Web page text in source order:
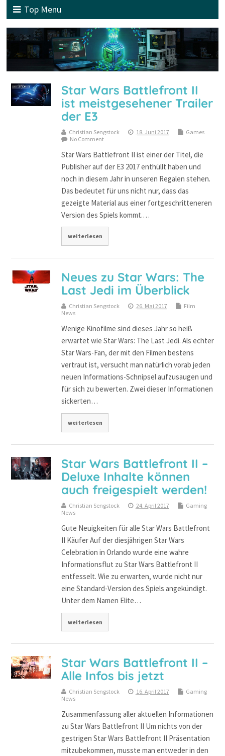
Top Menu
Star Wars Battlefront II
ist meistgesehener Trailer
der E3
Christian Sengstock 18. Juni 2017
Games
No Comment
Star Wars Battlefront II ist einer der Titel, die
Publisher auf der E3 2017 enthüllt haben und
noch in diesem Jahr in unseren Regalen stehen.
Das bedeutet für uns nicht nur, dass das
gezeigte Material aus einer fortgeschritteneren
Version des Spiels kommt.…
weiterlesen
Neues zu Star Wars: The
Last Jedi im Überblick
Christian Sengstock 26. Mai 2017
Film
News
Wenige Kinofilme sind dieses Jahr so heiß
erwartet wie Star Wars: The Last Jedi. Als echter
Star Wars-Fan, der mit den Filmen bestens
vertraut ist, versucht man natürlich vorab jeden
neuen Informations-Schnipsel aufzusaugen und
für sich zu bewerten. Zwei dieser Informationen
sickerten…
weiterlesen
Star Wars Battlefront II –
Deluxe Inhalte können
auch freigespielt werden!
Christian Sengstock 24. April 2017
Gaming
News
Gute Neuigkeiten für alle Star Wars Battlefront
II Käufer Auf der diesjährigen Star Wars
Celebration in Orlando wurde eine wahre
Informationsflut zu Star Wars Battlefront II
entfesselt. Wie zu erwarten, wurde nicht nur
eine Standard-Version des Spiels angekündigt.
Unter dem Namen Elite…
weiterlesen
Star Wars Battlefront II –
Alle Infos bis jetzt
Christian Sengstock 16. April 2017
Gaming
News
Zusammenfassung aller aktuellen Informationen
zu Star Wars Battlefront II Um nichts von der
gestrigen Star Wars Battlefront II Präsentation
mitzubekommen, musste man entweder in den